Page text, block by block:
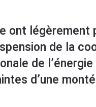
ont légèrement
de la
de
d’une